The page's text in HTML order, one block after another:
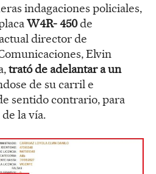
indagaciones policiales,
W4R- 450de
director de
Elvin
trató de adelantar a un
de su carril e
sentido contrario, para
la vía.